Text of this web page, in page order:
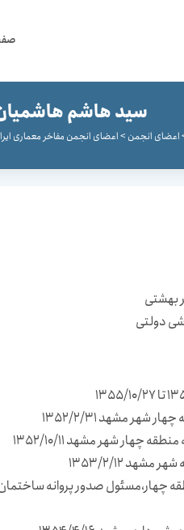
سید هاشم
اعضای انجمن >اعضای انجمن مفاخر معماری
بهشتی
دولتی
مشهد 1352/2/31
شهر مشهد 1352/10/11
1353/2/12
چهار،مسئول صدور پروانه